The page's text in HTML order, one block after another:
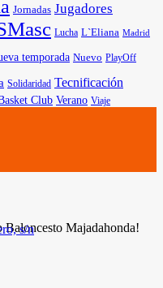
Jornadas Jugadores
Lucha L`Eliana Madrid
temporada Nuevo PlayOff
Solidaridad Tecnificación
Club Verano Viaje
Majadahonda!
s/n